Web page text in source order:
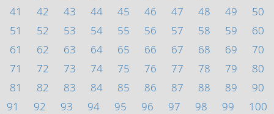
41
42 43 44 45 46 47 48 49
50
51
52 53 54 55 56 57 58 59
60
61
62 63 64 65 66 67 68 69
70
71
72 73 74 75 76 77 78 79
80
81
82 83 84 85 86 87 88 89
90
91
92 93 94 95 96 97 98 99
100